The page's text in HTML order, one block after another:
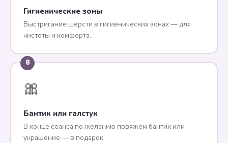
Гигиенические зоны
Выстригание шерсти в гигиенических зонах — для
чистоты и комфорта.
8
🎀
Бантик или галстук
В конце сеанса по желанию повяжем бантик или
украшение — в подарок.